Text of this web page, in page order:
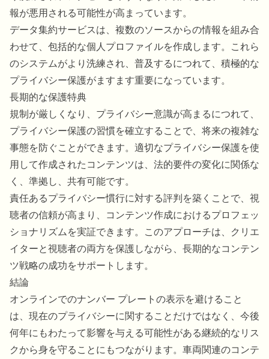
報が悪用される可能性が高まっています。
データ集約サービスは、複数のソースからの情報を組み合
わせて、包括的な個人プロファイルを作成します。これら
のシステムがより洗練され、普及するにつれて、積極的な
プライバシー保護がますます重要になっています。
長期的な保護特典
規制が厳しくなり、プライバシー意識が高まるにつれて、
プライバシー保護の習慣を確立することで、将来の複雑な
事態を防ぐことができます。適切なプライバシー保護を使
用して作成されたコンテンツは、法的要件の変化に関係な
く、準拠し、共有可能です。
責任あるプライバシー慣行に対する評判を築くことで、視
聴者の信頼が高まり、コンテンツ作成におけるプロフェッ
ショナリズムを実証できます。このアプローチは、クリエ
イターと視聴者の両方を保護しながら、長期的なコンテン
ツ戦略の成功をサポートします。
結論
オンラインでのナンバー プレートの表示を避けること
は、現在のプライバシーに関することだけではなく、今後
何年にもわたって影響を与える可能性がある継続的なリス
クから身を守ることにもつながります。車両関連のコンテ